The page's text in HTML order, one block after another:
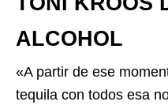
ALCOHOL
«A partir de ese
tequila con todos esa